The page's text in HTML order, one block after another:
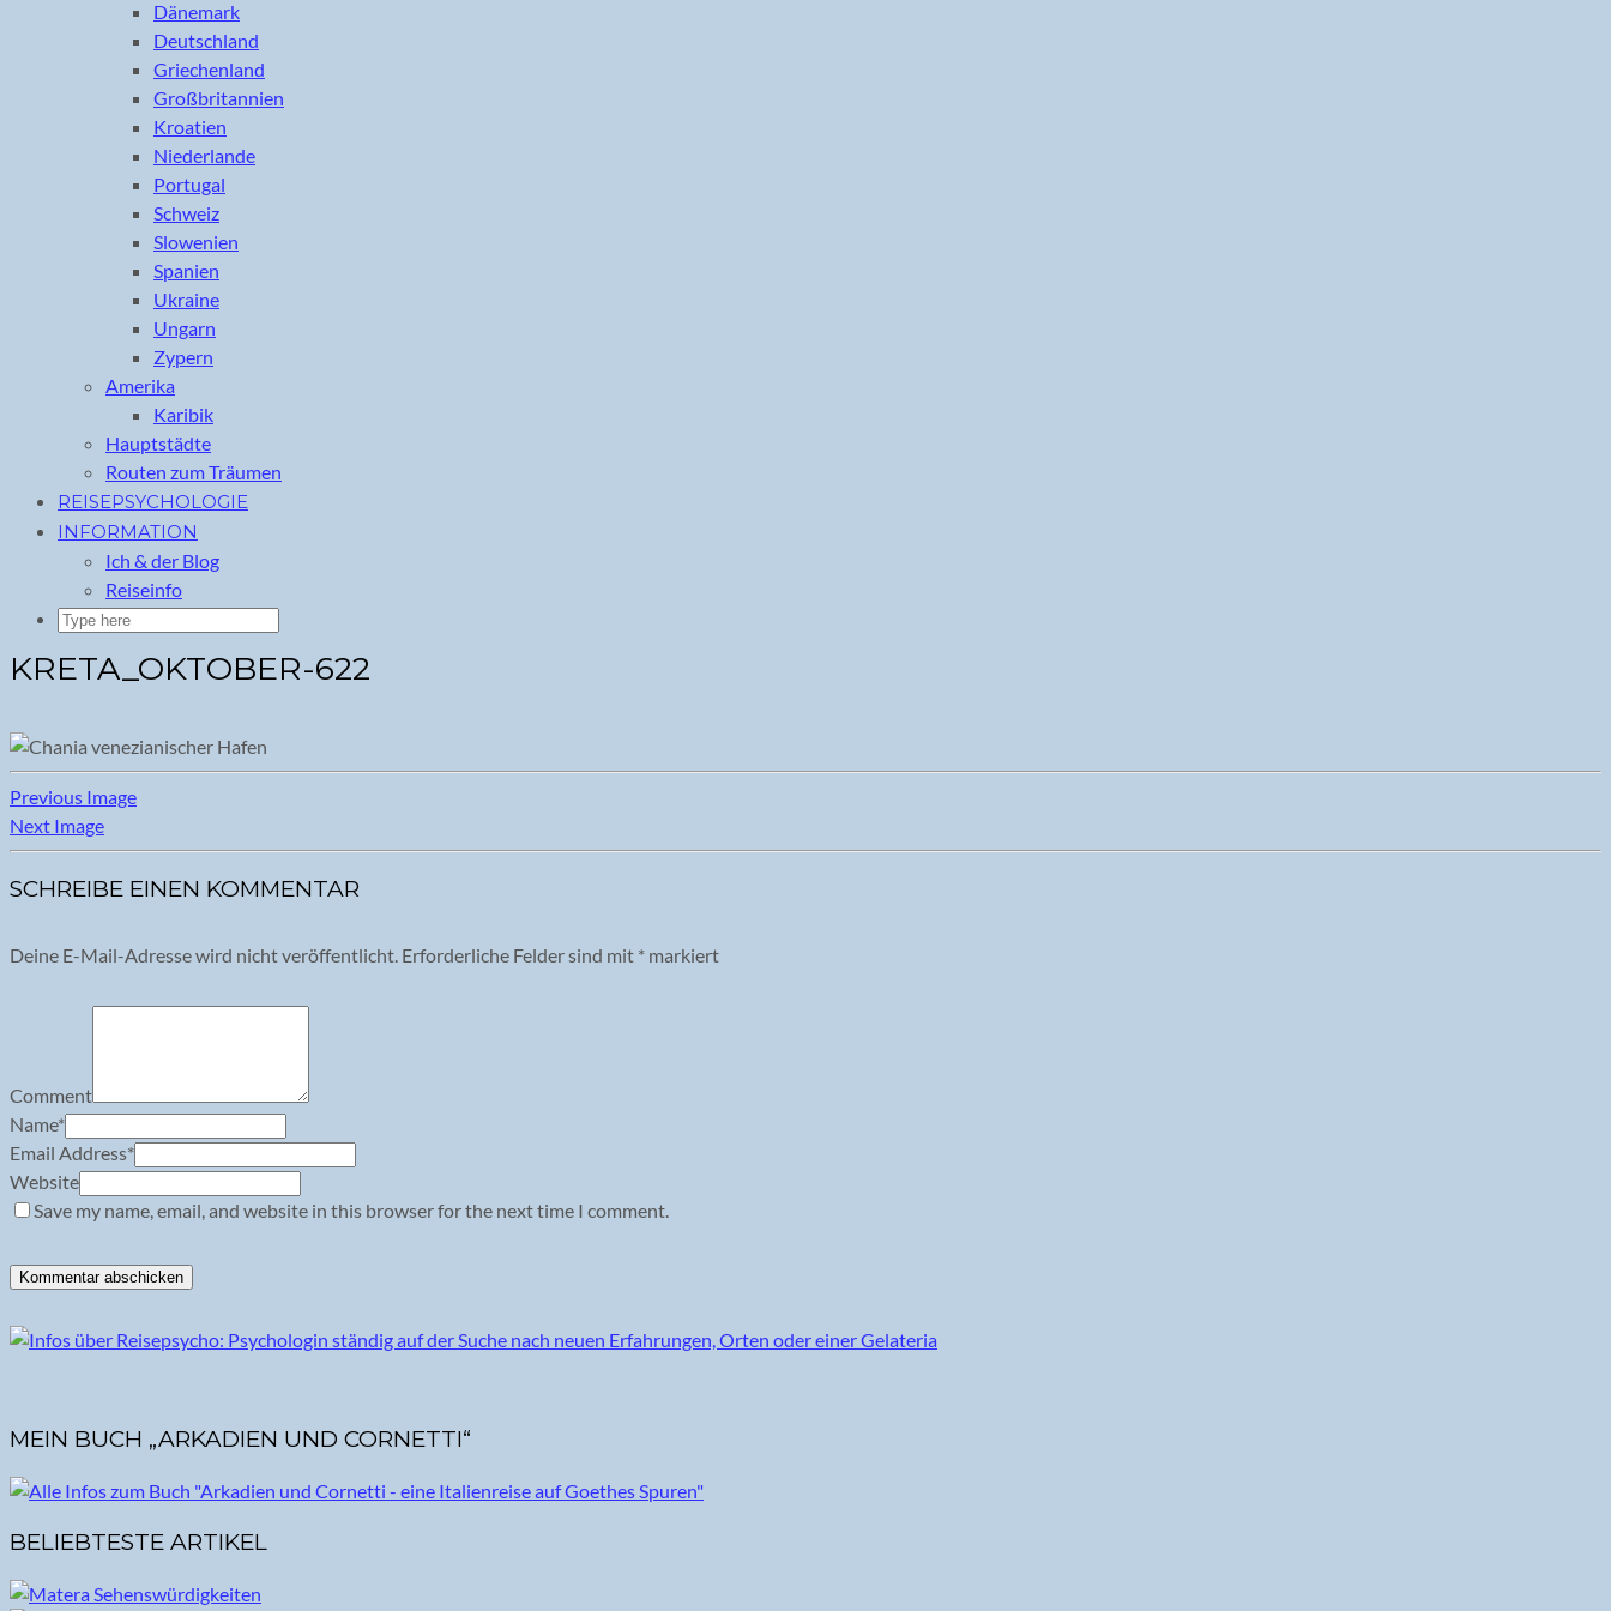
Dänemark
Deutschland
Griechenland
Großbritannien
Kroatien
Niederlande
Portugal
Schweiz
Slowenien
Spanien
Ukraine
Ungarn
Zypern
Amerika
Karibik
Hauptstädte
Routen zum Träumen
REISEPSYCHOLOGIE
INFORMATION
Ich & der Blog
Reiseinfo
KRETA_OKTOBER-622
Previous Image
Next Image
SCHREIBE EINEN KOMMENTAR
Deine E-Mail-Adresse wird nicht veröffentlicht. Erforderliche Felder sind mit * markiert
Comment
Name*
Email Address*
Website
Save my name, email, and website in this browser for the next time I comment.
MEIN BUCH „ARKADIEN UND CORNETTI“
BELIEBTESTE ARTIKEL